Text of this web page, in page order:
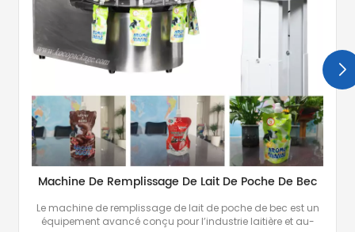
Machine De Remplissage De Lait De Poche De Bec
Le machine de remplissage de lait de poche de bec est un
équipement avancé conçu pour l’industrie laitière et au-